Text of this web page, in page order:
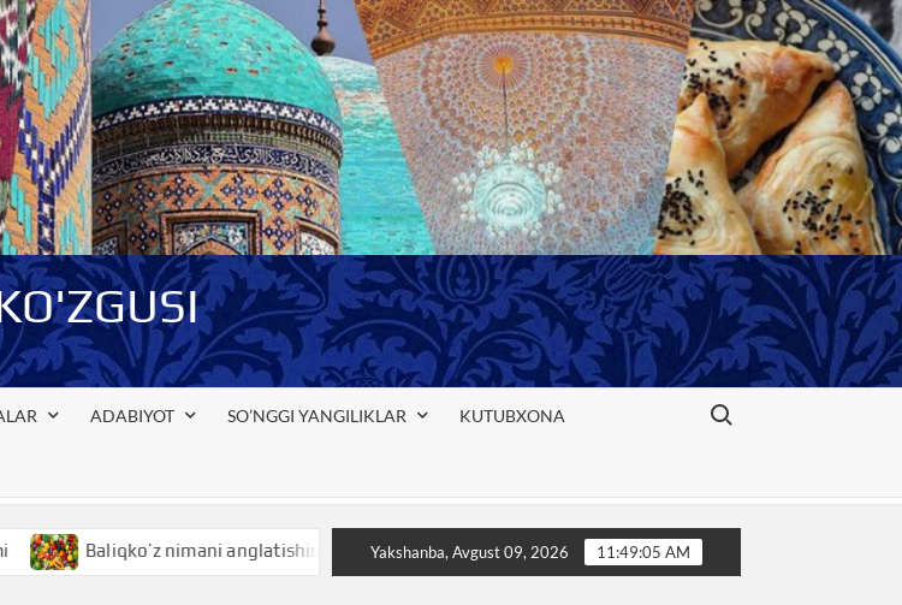
ADABIYOT SO’NGGI YANGILIKLAR KUTUBXONA
Search for:
Baliqko’z nimani anglatishini bilasizmi Baliq nimani anglatishini bilasizmi
Yakshanba, Avgust 09, 2026 11:49:06 AM